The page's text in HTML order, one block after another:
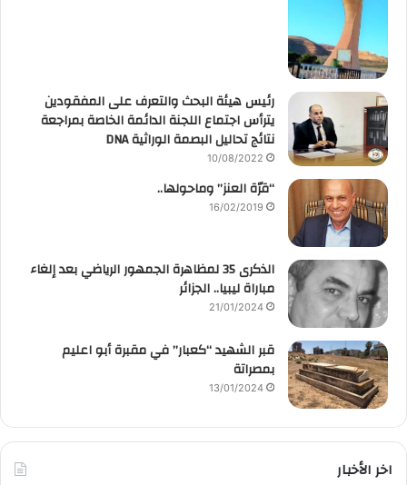
رئيس هيئة البحث والتعرف على المفقودين
يترأس اجتماع اللجنة الدائمة الخاصة بمراجعة
نتائج تحاليل البصمة الوراثية DNA
10/08/2022
“قرّة العنز” وماحولها..
16/02/2019
الذكرى 35 لمظاهرة الجمهور الرياضي بعد إلغاء
مباراة ليبيا.. الجزائر
21/01/2024
قبر الشهيد “كعبار” في مقبرة أبو اعليم
بمصراتة
13/01/2024
اخر الأخبار